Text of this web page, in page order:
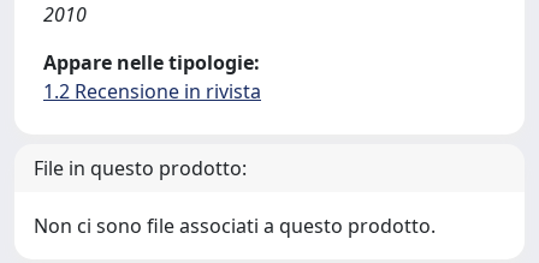
2010
Appare nelle tipologie:
1.2 Recensione in rivista
File in questo prodotto:
Non ci sono file associati a questo prodotto.